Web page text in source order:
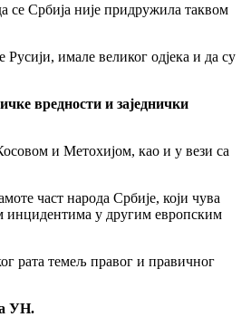
се Србија није придружила таквом
имале великог одјека и да су
вредности и заједнички
и Метохијом, као и у вези са
част народа Србије, који чува
инцидентима у другим европским
рата темељ правог и правичног
УН.